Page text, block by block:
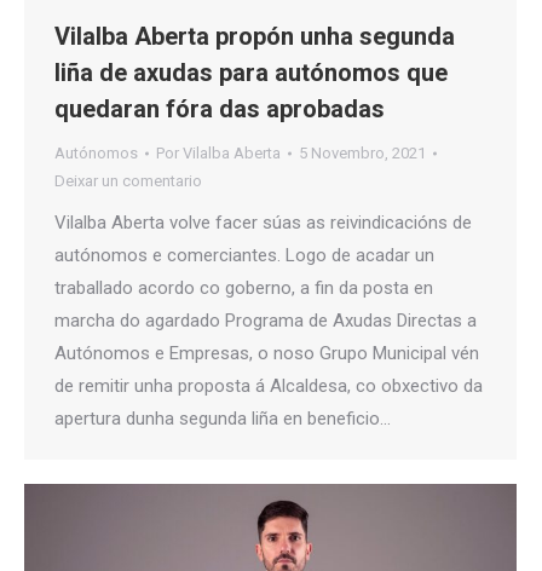
Vilalba Aberta propón unha segunda
liña de axudas para autónomos que
quedaran fóra das aprobadas
Autónomos Por Vilalba Aberta
5 Novembro, 2021
Deixar un comentario
Vilalba Aberta volve facer súas as reivindicacións de
autónomos e comerciantes. Logo de acadar un
traballado acordo co goberno, a fin da posta en
marcha do agardado Programa de Axudas Directas a
Autónomos e Empresas, o noso Grupo Municipal vén
de remitir unha proposta á Alcaldesa, co obxectivo da
apertura dunha segunda liña en beneficio…